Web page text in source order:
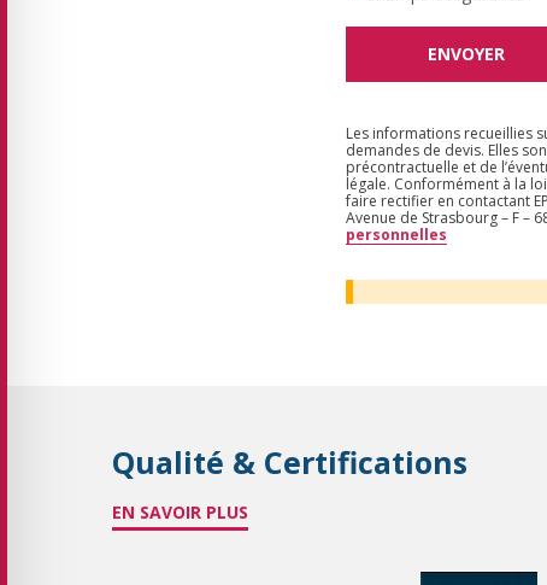
Les informations recueillies
demandes de devis. Elles
précontractuelle et de
légale. Conformément à la
faire rectifier en contactant
Avenue de Strasbourg – F –
personnelles
Qualité & Certifications
EN SAVOIR PLUS